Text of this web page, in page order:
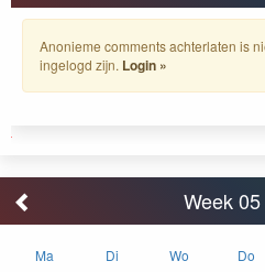
Anonieme comments achterlaten is
ingelogd zijn. Login »
Week 05
Ma Di Wo Do